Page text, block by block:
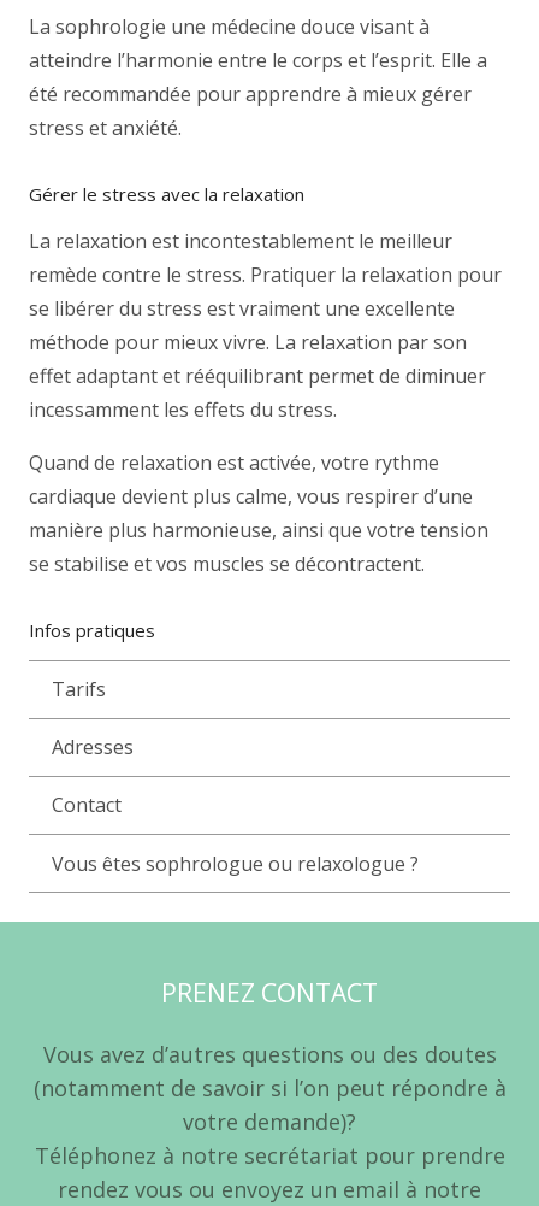
La sophrologie une médecine douce visant à
atteindre l’harmonie entre le corps et l’esprit. Elle a
été recommandée pour apprendre à mieux gérer
stress et anxiété.
Gérer le stress avec la relaxation
La relaxation est incontestablement le meilleur
remède contre le stress. Pratiquer la relaxation pour
se libérer du stress est vraiment une excellente
méthode pour mieux vivre. La relaxation par son
effet adaptant et rééquilibrant permet de diminuer
incessamment les effets du stress.
Quand de relaxation est activée, votre rythme
cardiaque devient plus calme, vous respirer d’une
manière plus harmonieuse, ainsi que votre tension
se stabilise et vos muscles se décontractent.
Infos pratiques
Tarifs
Adresses
Contact
Vous êtes sophrologue ou relaxologue ?
PRENEZ CONTACT
Vous avez d’autres questions ou des doutes
(notamment de savoir si l’on peut répondre à
votre demande)?
Téléphonez à notre secrétariat pour prendre
rendez vous ou envoyez un email à notre